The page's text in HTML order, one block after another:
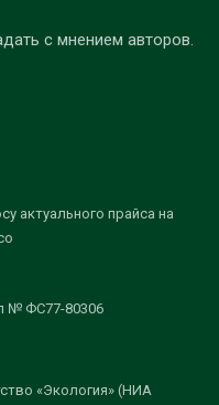
с мнением авторов.
актуального прайса на
№ ФС77-80306
«Экология» (НИА